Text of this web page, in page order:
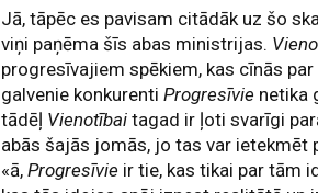
Jā, tāpēc es pavisam citādāk uz šo
viņi paņēma šīs abas ministrijas.
progresīvajiem spēkiem, kas cīnās
galvenie konkurentiProgresīvie netika
tādēļ Vienotībaitagad ir ļoti svarīgi
abās šajās jomās, jo tas var ietekmēt
«ā,Progresīvie ir tie, kas tikai par tām